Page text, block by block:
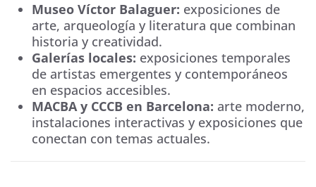
Museo Víctor Balaguer: exposiciones de
arte, arqueología y literatura que combinan
historia y creatividad.
Galerías locales: exposiciones temporales
de artistas emergentes y contemporáneos
en espacios accesibles.
MACBA y CCCB en Barcelona: arte moderno,
instalaciones interactivas y exposiciones que
conectan con temas actuales.